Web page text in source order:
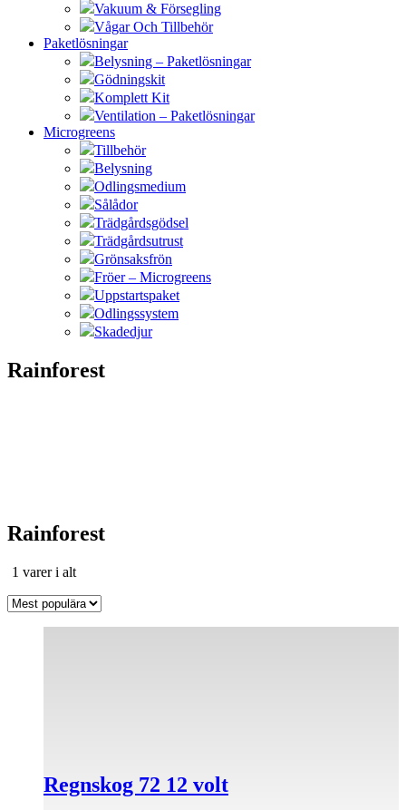
Vakuum & Försegling
Vågar Och Tillbehör
Paketlösningar
Belysning – Paketlösningar
Gödningskit
Komplett Kit
Ventilation – Paketlösningar
Microgreens
Tillbehör
Belysning
Odlingsmedium
Sålådor
Trädgårdsgödsel
Trädgårdsutrust
Grönsaksfrön
Fröer – Microgreens
Uppstartspaket
Odlingssystem
Skadedjur
Rainforest
Rainforest
1 varer i altSortera
popularitet
Regnskog 72 12 volt